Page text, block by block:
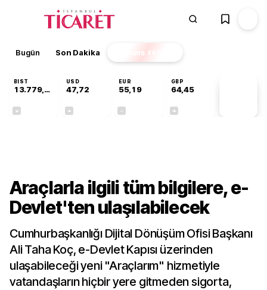
Bugün Son Dakika Finans EKSTRA
BIST
13.779,39
USD
47,72
EUR
55,19
GBP
64,45
Araçlarla ilgili tüm bilgilere, e-
Devlet'ten ulaşılabilecek
Cumhurbaşkanlığı Dijital Dönüşüm Ofisi Başkanı
Ali Taha Koç, e-Devlet Kapısı üzerinden
ulaşabileceği yeni "Araçlarım" hizmetiyle
vatandaşların hiçbir yere gitmeden sigorta,